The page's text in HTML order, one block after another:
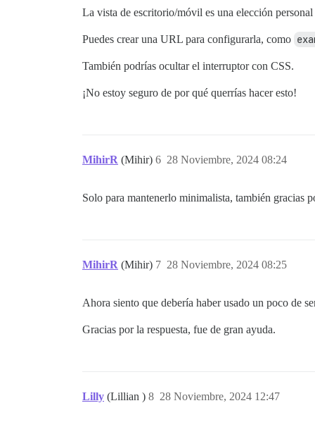
La vista de escritorio/móvil es una elección
Puedes crear una URL para configurarla, como
También podrías ocultar el interruptor con CSS.
¡No estoy seguro de por qué querrías hacer esto!
MihirR (Mihir) 28 Noviembre, 2024 08:24
6
Solo para mantenerlo minimalista, también gracias
MihirR (Mihir) 28 Noviembre, 2024 08:25
7
Ahora siento que debería haber usado un poco de
Gracias por la respuesta, fue de gran ayuda.
Lilly (Lillian ) 28 Noviembre, 2024 12:47
8